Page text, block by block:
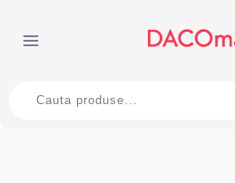
content
search